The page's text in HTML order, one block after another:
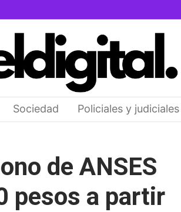
Sociedad Policiales y judiciales
de ANSES
pesos a partir